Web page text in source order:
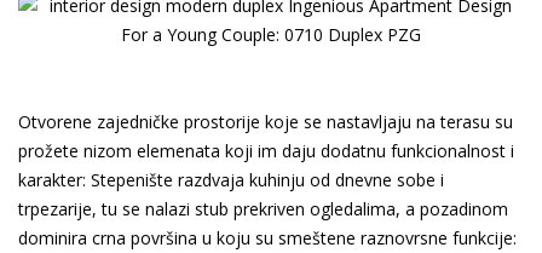
Otvorene zajedničke prostorije koje se nastavljaju na terasu su
prožete nizom elemenata koji im daju dodatnu funkcionalnost i
karakter: Stepenište razdvaja kuhinju od dnevne sobe i
trpezarije, tu se nalazi stub prekriven ogledalima, a pozadinom
dominira crna površina u koju su smeštene raznovrsne funkcije: